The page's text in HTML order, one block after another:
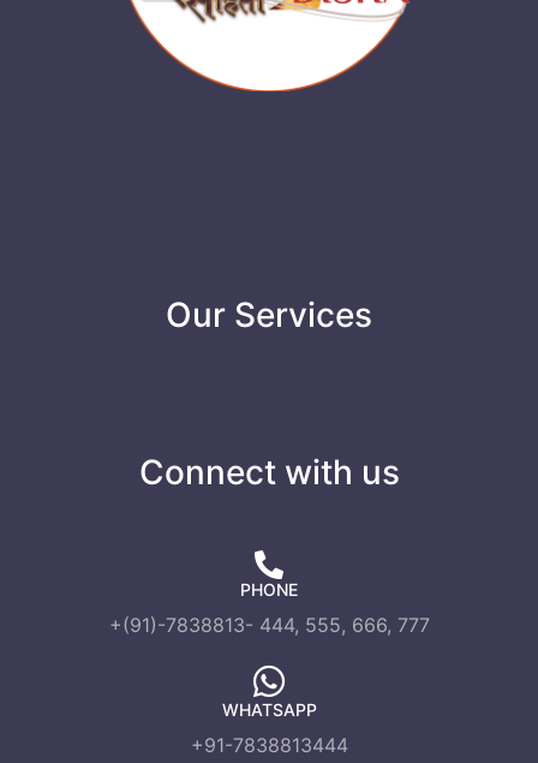
Our Services
Connect with us
PHONE
+(91)-7838813- 444, 555, 666, 777
WHATSAPP
+91-7838813444